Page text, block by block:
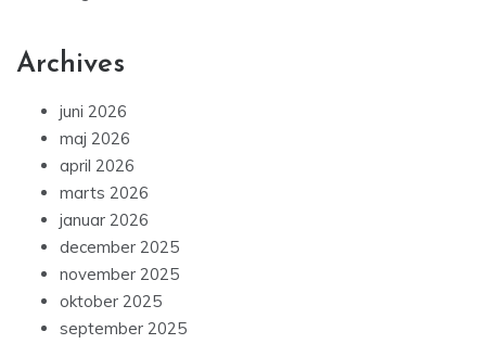
Archives
juni 2026
maj 2026
april 2026
marts 2026
januar 2026
december 2025
november 2025
oktober 2025
september 2025